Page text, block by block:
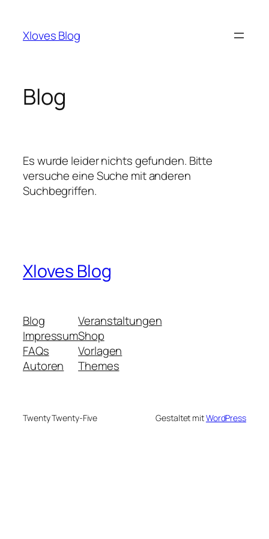
springen
Xloves Blog
Blog
Es wurde leider nichts gefunden. Bitte
versuche eine Suche mit anderen
Suchbegriffen.
Xloves Blog
Blog
Impressum
FAQs
Autoren
Veranstaltungen
Shop
Vorlagen
Themes
Twenty Twenty-Five Gestaltet mitWordPress